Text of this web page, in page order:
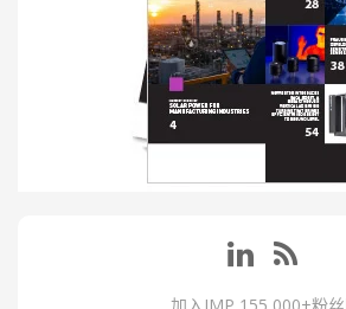
加入IMP 155,000+粉